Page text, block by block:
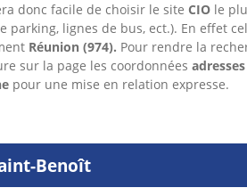
donc facile de choisir le site CIOle
parking, lignes de bus, ect.). En effet
Réunion (974). Pour rendre la
sur la page les coordonnées adresses
pour une mise en relation expresse.
Benoît